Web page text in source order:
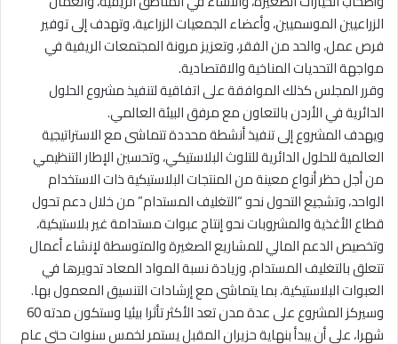
الزراعيين الموسميين، وأعضاء الجمعيات الزراعية، وتهدف إلى توفير
فرص عمل، والحد من الفقر، وتعزيز مرونة المجتمعات الريفية في
مواجهة التحديات المناخية والاقتصادية.
وقرر المجلس كذلك الموافقة على اتفاقية لتنفيذ مشروع الحلول
الدائرية في الأردن بالتعاون مع مرفق البيئة العالمي.
ويهدف المشروع إلى تنفيذ أنشطة محددة تتماشى مع الاستراتيجية
العالمية للحلول الدائرية للتلوث البلاستيكي، وتحسين الإطار التنظيمي
من أجل حظر أنواع معينة من المنتجات البلاستيكية ذات الاستخدام
الواحد، وتشجيع التحول نحو “التغليف المستدام” من خلال دعم تحول
قطاع الأغذية والمشروبات نحو إنتاج عبوات مستدامة غير بلاستيكية،
وتخصيص الدعم المالي للمشاريع الصغيرة والمتوسطة لإنشاء أعمال
تتعلق بالتغليف المستدام، وزيادة نسبة المواد المعاد تدويرها في
العبوات البلاستيكية، بما يتماشى مع إرشادات التنسيق المعمول بها.
وسيركز المشروع على عدة مدن تعد الأكثر تأثرا بيئيا وستكون مدته 60
شهرا، على أن يبدأ بنهاية حزيران المقبل يستمر لخمس سنوات حتى عام